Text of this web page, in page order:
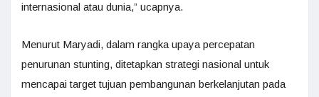
internasional atau dunia,” ucapnya.
Menurut Maryadi, dalam rangka upaya percepatan
penurunan stunting, ditetapkan strategi nasional untuk
mencapai target tujuan pembangunan berkelanjutan pada